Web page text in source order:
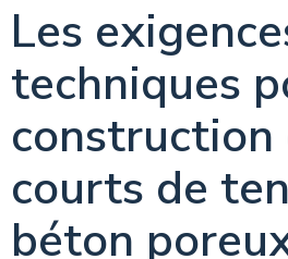
Les
techniques
construction
courts de
béton